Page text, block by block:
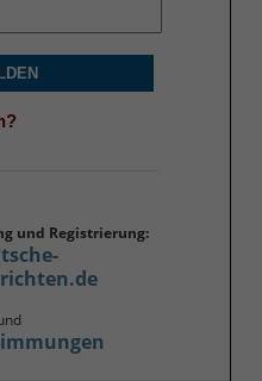
und Registrierung: